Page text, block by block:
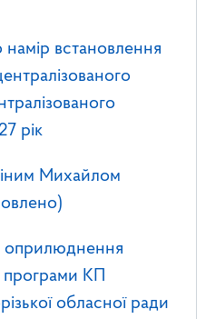
встановлення
рік
Михайлом
програми КП
обласної ради